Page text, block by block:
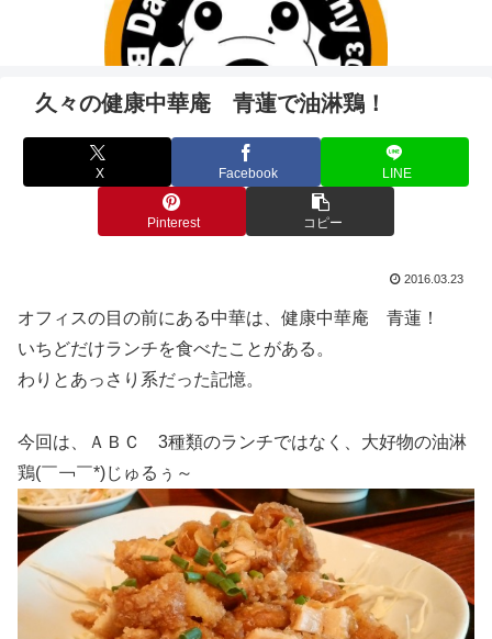
久々の健康中華庵 青蓮で油淋鶏！
X Facebook LINE
Pinterest コピー
2016.03.23
オフィスの目の前にある中華は、健康中華庵 青蓮！
いちどだけランチを食べたことがある。
わりとあっさり系だった記憶。
今回は、ＡＢＣ 3種類のランチではなく、大好物の油淋
鶏(￣￢￣*)じゅるぅ～